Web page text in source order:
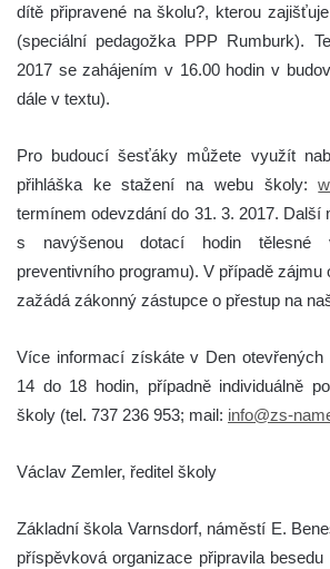
dítě připravené na školu?, kterou
(speciální pedagožka PPP Rumburk).
2017 se zahájením v 16.00 hodin v
dále v textu).
Pro budoucí šesťáky můžete využít
přihláška ke stažení na webu školy:
termínem odevzdání do 31. 3. 2017. Další
s navýšenou dotací hodin tělesné
preventivního programu). V případě zájmu
zažádá zákonný zástupce o přestup na
Více informací získáte v Den otevřených
14 do 18 hodin, případně individuálně
školy (tel. 737 236 953; mail: info@zs-
Václav Zemler, ředitel školy
Základní škola Varnsdorf, náměstí E.
příspěvková organizace připravila besedu